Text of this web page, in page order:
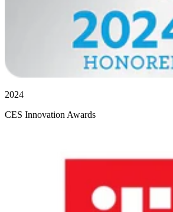
2024
CES Innovation Awards